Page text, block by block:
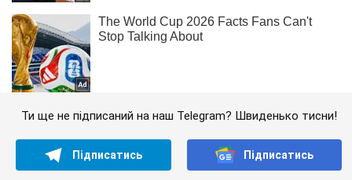
Ти ще не підписаний на наш Telegram? Швиденько тисни!
Підписатись Підписатись